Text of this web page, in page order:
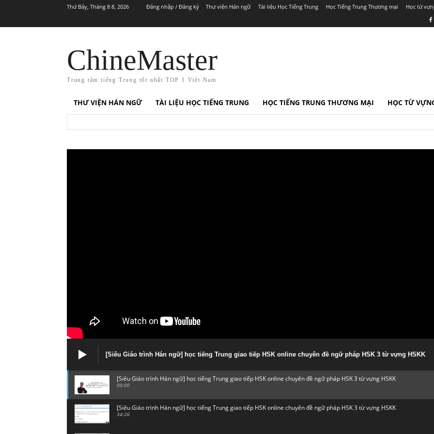
Thứ Bảy, Tháng 8 8, 2026 Đăng nhập / Đăng ký Thư viện Hán ngữ Tài liệu Học Tiếng Trung Học Tiếng Trung Thương mại Học từ
ChineMaster
Trung tâm tiếng Trung tốt nhất TOP 1 Việt Nam
THƯ VIỆN HÁN NGỮ TÀI LIỆU HỌC TIẾNG TRUNG HỌC TIẾNG TRUNG THƯƠNG MẠI HỌC TỪ
[Siêu Giáo trình Hán ngữ] học tiếng Trung giao tiếp HSK online chuyên đề ngữ pháp HSK 3 từ vựng HSKK
[Siêu Giáo trình Hán ngữ] học tiếng Trung giao tiếp HSK online chuyên đề ngữ pháp HSK 3 từ vựng HSKK
00:00
[Siêu Giáo trình Hán ngữ] học tiếng Trung giao tiếp HSK online chuyên đề ngữ pháp HSK 3 từ vựng HSKK
34:26